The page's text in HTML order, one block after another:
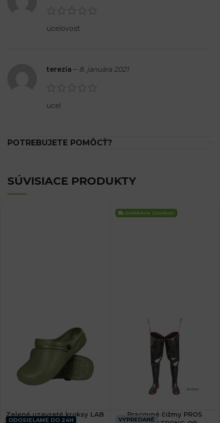
ucelovost
terezia – 8. januára 2021
ucel
POTREBUJETE POMÔCŤ?
SÚVISIACE PRODUKTY
Zelené uzavreté kroksy LAB
DOPRAVA ZDARMA!
Pracovné čižmy PROS
ODOSIELAME DO 24H VYPREDANÉ